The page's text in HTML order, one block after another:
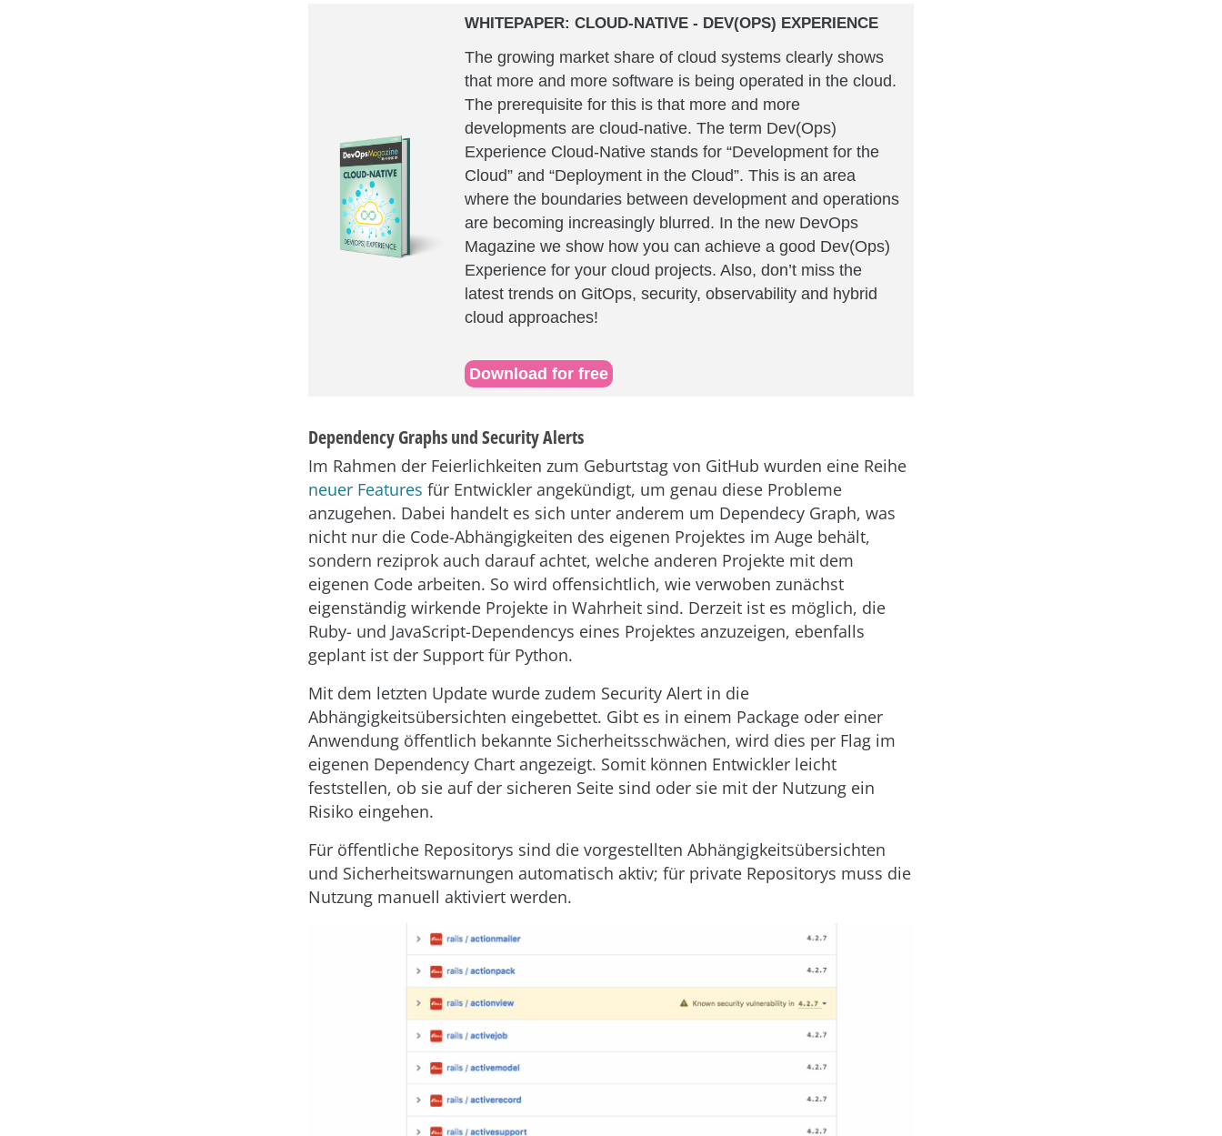
WHITEPAPER: CLOUD-NATIVE - DEV(OPS) EXPERIENCE
The growing market share of cloud systems clearly shows
that more and more software is being operated in the cloud.
The prerequisite for this is that more and more
developments are cloud-native. The term Dev(Ops)
Experience Cloud-Native stands for “Development for the
Cloud” and “Deployment in the Cloud”. This is an area
where the boundaries between development and operations
are becoming increasingly blurred. In the new DevOps
Magazine we show how you can achieve a good Dev(Ops)
Experience for your cloud projects. Also, don’t miss the
latest trends on GitOps, security, observability and hybrid
cloud approaches!
Download for free
Dependency Graphs und Security Alerts
Im Rahmen der Feierlichkeiten zum Geburtstag von GitHub wurden eine Reihe
neuer Features für Entwickler angekündigt, um genau diese Probleme
anzugehen. Dabei handelt es sich unter anderem um Dependecy Graph, was
nicht nur die Code-Abhängigkeiten des eigenen Projektes im Auge behält,
sondern reziprok auch darauf achtet, welche anderen Projekte mit dem
eigenen Code arbeiten. So wird offensichtlich, wie verwoben zunächst
eigenständig wirkende Projekte in Wahrheit sind. Derzeit ist es möglich, die
Ruby- und JavaScript-Dependencys eines Projektes anzuzeigen, ebenfalls
geplant ist der Support für Python.
Mit dem letzten Update wurde zudem Security Alert in die
Abhängigkeitsübersichten eingebettet. Gibt es in einem Package oder einer
Anwendung öffentlich bekannte Sicherheitsschwächen, wird dies per Flag im
eigenen Dependency Chart angezeigt. Somit können Entwickler leicht
feststellen, ob sie auf der sicheren Seite sind oder sie mit der Nutzung ein
Risiko eingehen.
Für öffentliche Repositorys sind die vorgestellten Abhängigkeitsübersichten
und Sicherheitswarnungen automatisch aktiv; für private Repositorys muss die
Nutzung manuell aktiviert werden.